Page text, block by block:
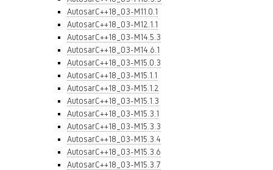
AutosarC++18_03-M11.0.1
AutosarC++18_03-M12.1.1
AutosarC++18_03-M14.5.3
AutosarC++18_03-M14.6.1
AutosarC++18_03-M15.0.3
AutosarC++18_03-M15.1.1
AutosarC++18_03-M15.1.2
AutosarC++18_03-M15.1.3
AutosarC++18_03-M15.3.1
AutosarC++18_03-M15.3.3
AutosarC++18_03-M15.3.4
AutosarC++18_03-M15.3.6
AutosarC++18_03-M15.3.7